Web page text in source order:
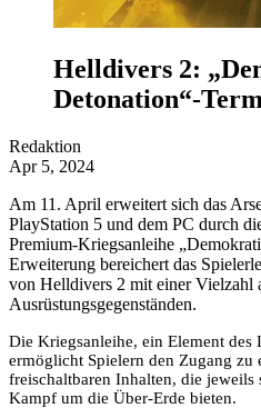
Helldivers 2:
Detonation“-
Redaktion
Apr 5, 2024
Am 11. April erweitert sich das
PlayStation 5 und dem PC durch
Premium-Kriegsanleihe
Erweiterung bereichert das
von Helldivers 2 mit einer Vielzahl
Ausrüstungsgegenständen.
Die Kriegsanleihe, ein Element des
ermöglicht Spielern den Zugang zu
freischaltbaren Inhalten, die
Kampf um die Über-Erde bieten.